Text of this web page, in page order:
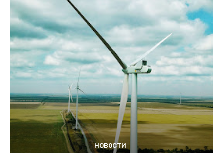
НОВОСТИ